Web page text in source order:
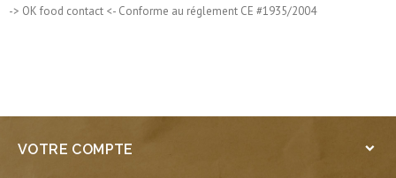
-> OK food contact <- Conforme au réglement CE #1935/2004
VOTRE COMPTE 